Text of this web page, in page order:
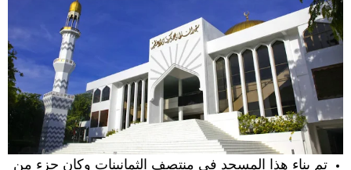
تم بناء هذا المسجد في منتصف الثمانينات وكان جزء من